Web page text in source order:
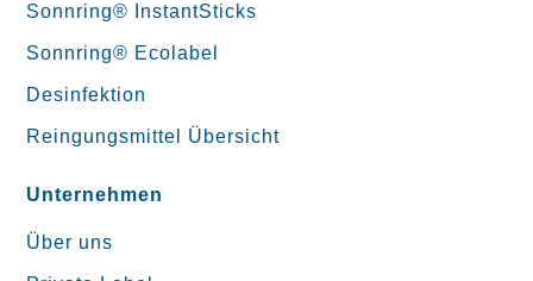
Sonnring® InstantSticks
Sonnring® Ecolabel
Desinfektion
Reingungsmittel Übersicht
Unternehmen
Über uns